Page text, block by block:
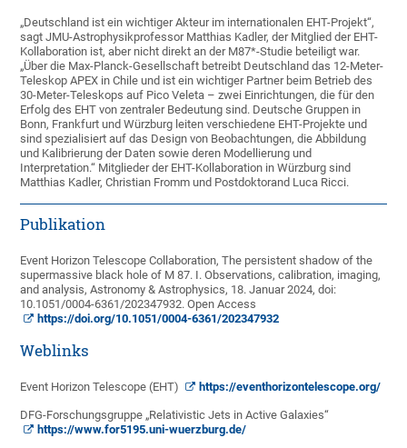
„Deutschland ist ein wichtiger Akteur im internationalen EHT-Projekt“,
sagt JMU-Astrophysikprofessor Matthias Kadler, der Mitglied der EHT-
Kollaboration ist, aber nicht direkt an der M87*-Studie beteiligt war.
„Über die Max-Planck-Gesellschaft betreibt Deutschland das 12-Meter-
Teleskop APEX in Chile und ist ein wichtiger Partner beim Betrieb des
30-Meter-Teleskops auf Pico Veleta – zwei Einrichtungen, die für den
Erfolg des EHT von zentraler Bedeutung sind. Deutsche Gruppen in
Bonn, Frankfurt und Würzburg leiten verschiedene EHT-Projekte und
sind spezialisiert auf das Design von Beobachtungen, die Abbildung
und Kalibrierung der Daten sowie deren Modellierung und
Interpretation.“ Mitglieder der EHT-Kollaboration in Würzburg sind
Matthias Kadler, Christian Fromm und Postdoktorand Luca Ricci.
Publikation
Event Horizon Telescope Collaboration, The persistent shadow of the
supermassive black hole of M 87. I. Observations, calibration, imaging,
and analysis, Astronomy & Astrophysics, 18. Januar 2024, doi:
10.1051/0004-6361/202347932. Open Access
https://doi.org/10.1051/0004-6361/202347932
Weblinks
Event Horizon Telescope (EHT) https://eventhorizontelescope.org/
DFG-Forschungsgruppe „Relativistic Jets in Active Galaxies“
https://www.for5195.uni-wuerzburg.de/